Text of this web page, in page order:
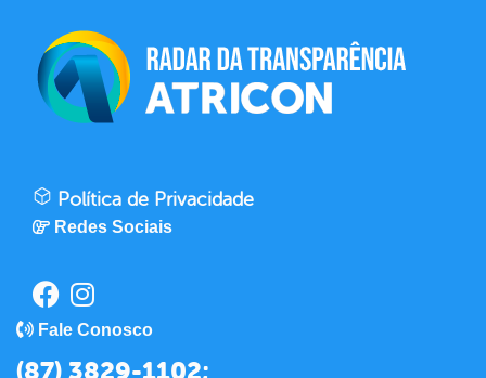
Política de Privacidade
Redes Sociais
Fale Conosco
(87) 3829-1102;